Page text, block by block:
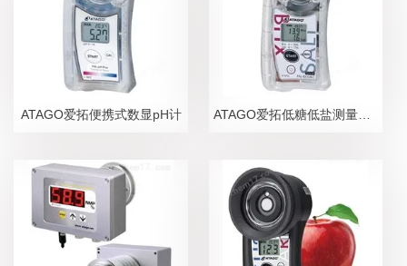
ATAGO爱拓便携式数显pH计 ATAGO爱拓低糖低盐测量糖盐度计